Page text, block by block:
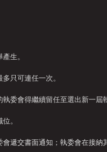
生。
只可連任一次。
委會得繼續留任至選出新一屆
。
遞交書面通知；執委會在接納